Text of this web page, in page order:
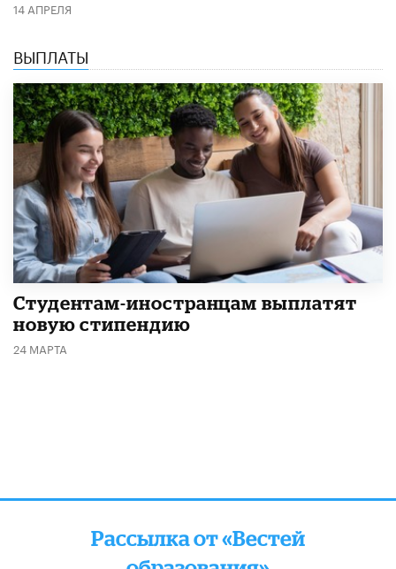
14 АПРЕЛЯ
ВЫПЛАТЫ
Студентам-иностранцам выплатят
новую стипендию
24 МАРТА
Рассылка от «Вестей